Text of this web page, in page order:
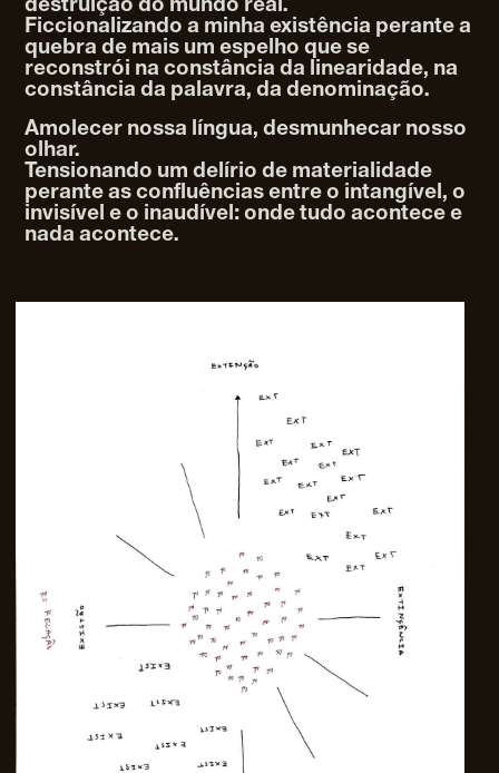
Ficcionalizando a minha existência perante a
quebra de mais um espelho que se
reconstrói na constância da linearidade, na
constância da palavra, da denominação.
Amolecer nossa língua, desmunhecar nosso
olhar.
Tensionando um delírio de materialidade
perante as confluências entre o intangível, o
invisível e o inaudível: onde tudo acontece e
nada acontece.